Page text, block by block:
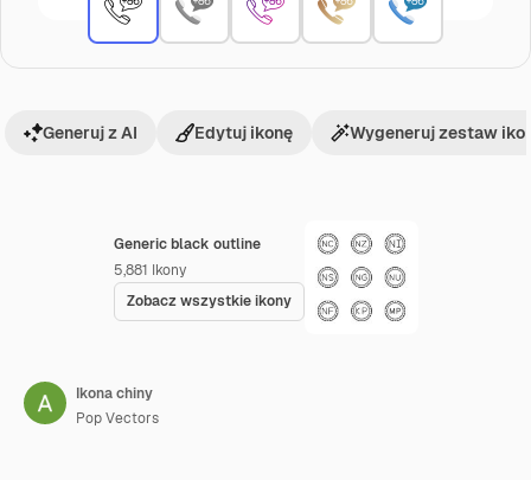
Generic black outline
5,881 Ikony
Zobacz wszystkie ikony
Generuj z AI Edytuj ikonę Wygeneruj zestaw
Ikona chiny
Pop Vectors